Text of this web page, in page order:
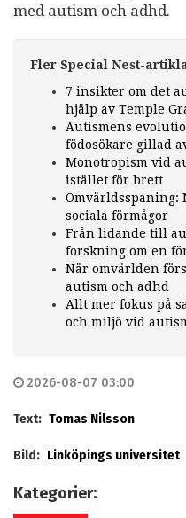
med autism och adhd.
Fler Special Nest-
7 insikter om det
hjälp av Temple
Autismens
födosökare gillad
Monotropism vid
istället för brett
Omvärldsspaning:
sociala förmågor
Från lidande till
forskning om en
När omvärlden
autism och adhd
Allt mer fokus på
och miljö vid
2026-08-07 03:00
Text: Tomas Nilsson
Bild: Linköpings universitet
Kategorier: